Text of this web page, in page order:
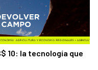
10: la tecnología que